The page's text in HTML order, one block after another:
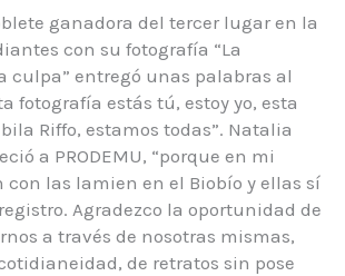
ganadora del tercer lugar en la
con su fotografía “La
culpa” entregó unas palabras al
fotografía estás tú, estoy yo, esta
Riffo, estamos todas”. Natalia
a PRODEMU, “porque en mi
las lamien en el Biobío y ellas sí
Agradezco la oportunidad de
a través de nosotras mismas,
de retratos sin pose